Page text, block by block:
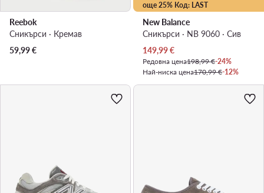
Reebok
Сникърси · Кремав
59,99€
още 25% Код: LAST
New Balance
Сникърси · NB 9060 · Сив
Актуална цена
149,99€
Редовна цена198,99 €-24%
Най-ниска цена170,99 €-12%